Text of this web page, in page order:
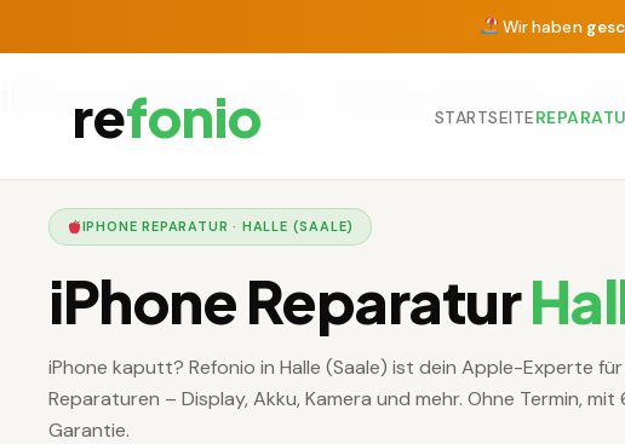
Wir haben
refonio STARTSEITE
iPhone Reparatur Halle (Saale) |
IPHONE REPARATUR · HALLE (SAALE)
iPhone Reparatur
iPhone kaputt? Refonio in Halle (Saale) ist dein Apple-Experte
Reparaturen – Display, Akku, Kamera und mehr. Ohne Termin,
Garantie.